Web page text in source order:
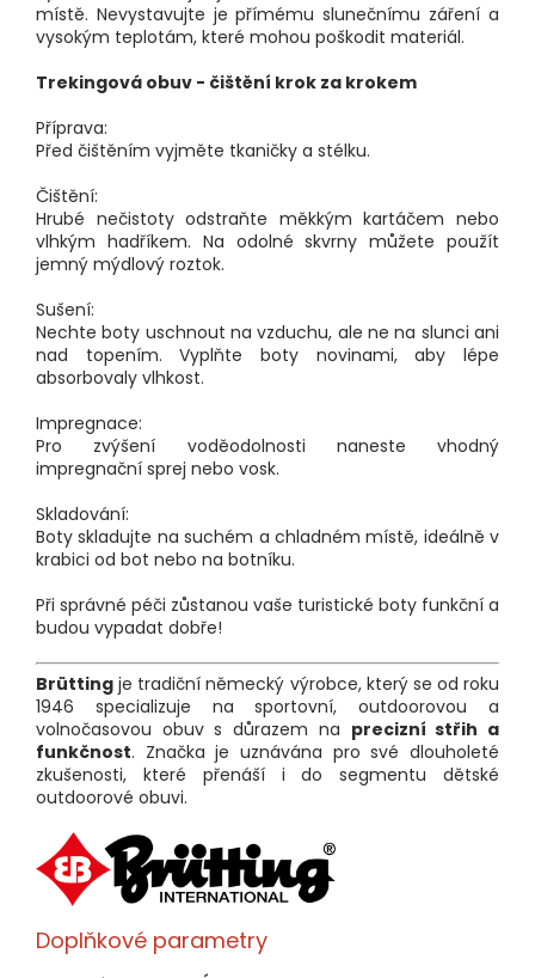
místě. Nevystavujte je přímému slunečnímu záření a
vysokým teplotám, které mohou poškodit materiál.
Trekingová obuv - čištění krok za krokem
Příprava:
Před čištěním vyjměte tkaničky a stélku.
Čištění:
Hrubé nečistoty odstraňte měkkým kartáčem nebo
vlhkým hadříkem. Na odolné skvrny můžete použít
jemný mýdlový roztok.
Sušení:
Nechte boty uschnout na vzduchu, ale ne na slunci ani
nad topením. Vyplňte boty novinami, aby lépe
absorbovaly vlhkost.
Impregnace:
Pro zvýšení voděodolnosti naneste vhodný
impregnační sprej nebo vosk.
Skladování:
Boty skladujte na suchém a chladném místě, ideálně v
krabici od bot nebo na botníku.
Při správné péči zůstanou vaše turistické boty funkční a
budou vypadat dobře!
Brütting je tradiční německý výrobce, který se od roku
1946 specializuje na sportovní, outdoorovou a
volnočasovou obuv s důrazem na precizní střih a
funkčnost. Značka je uznávána pro své dlouholeté
zkušenosti, které přenáší i do segmentu dětské
outdoorové obuvi.
Doplňkové parametry